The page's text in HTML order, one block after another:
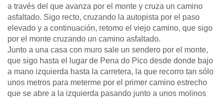
a través del que avanza por el monte y cruza un camino
asfaltado. Sigo recto, cruzando la autopista por el paso
elevado y a continuación, retomo el viejo camino, que sigo
por el monte cruzando un camino asfaltado.
Junto a una casa con muro sale un sendero por el monte,
que sigo hasta el lugar de Pena do Pico desde donde bajo
a mano izquierda hasta la carretera, la que recorro tan sólo
unos metros para meterme por el primer camino estrecho
que se abre a la izquierda pasando junto a unos molinos